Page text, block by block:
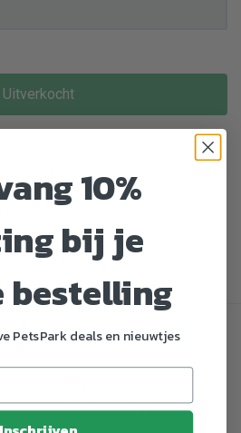
Uitverkocht
€ 39,-
betalen
8714162022733
10%
bij je
bestelling
PetsPark deals en nieuwtjes